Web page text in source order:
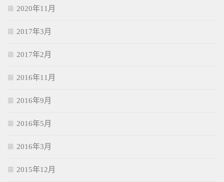
2020年11月
2017年3月
2017年2月
2016年11月
2016年9月
2016年5月
2016年3月
2015年12月